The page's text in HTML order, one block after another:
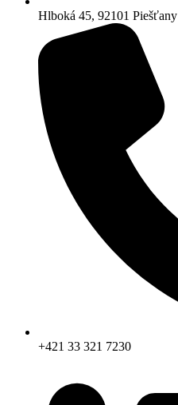
Hlboká 45, 92101 Piešťany
+421 33 321 7230